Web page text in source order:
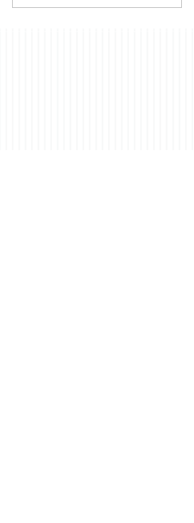
設のお知らせ成人発達学